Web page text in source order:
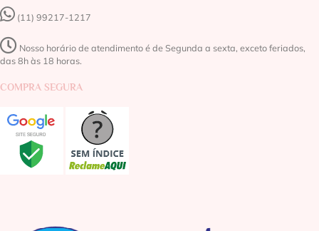
(11) 99217-1217‬
Nosso horário de atendimento é de Segunda a sexta, exceto feriados,
das 8h às 18 horas.
COMPRA SEGURA